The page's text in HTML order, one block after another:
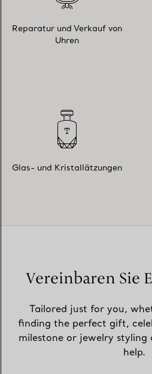
Reparatur und Verkauf von
Uhren
Glas- und Kristallätzungen
Vereinbaren Sie
Tailored just for you,
finding the perfect gift,
milestone or jewelry styling
help.